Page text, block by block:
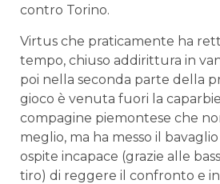
contro Torino.
Virtus che praticamente ha
tempo, chiuso addirittura in
poi nella seconda parte della
gioco è venuta fuori la
compagine piemontese che
meglio, ma ha messo il
ospite incapace (grazie alle
tiro) di reggere il confronto e